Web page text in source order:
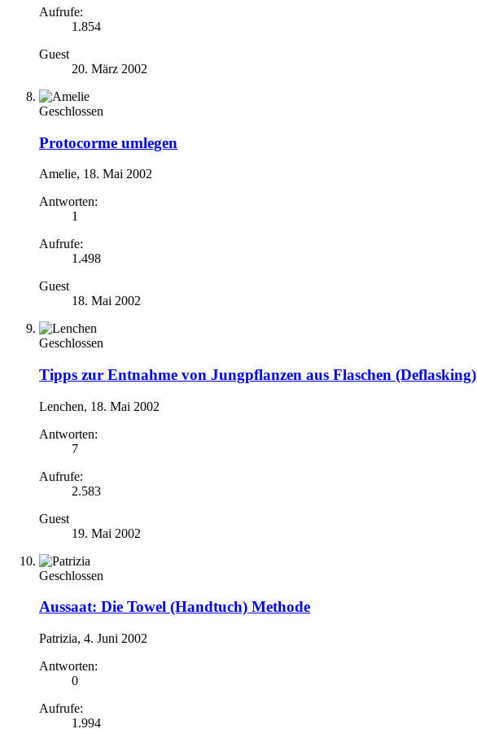
Aufrufe:
1.854
Guest
20. März 2002
Geschlossen
Protocorme umlegen
Amelie, 18. Mai 2002
Antworten:
1
Aufrufe:
1.498
Guest
18. Mai 2002
Geschlossen
Tipps zur Entnahme von Jungpflanzen aus Flaschen (Deflasking)
Lenchen, 18. Mai 2002
Antworten:
7
Aufrufe:
2.583
Guest
19. Mai 2002
Geschlossen
Aussaat: Die Towel (Handtuch) Methode
Patrizia, 4. Juni 2002
Antworten:
0
Aufrufe:
1.994